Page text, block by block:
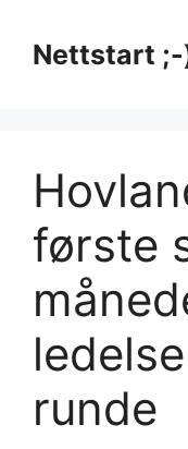
innholdNettstart ;-
første
runde